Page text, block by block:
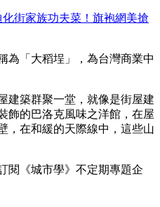
街家族功夫菜！旗袍網美搶
為「大稻埕」，為台灣商業中
建築群聚一堂，就像是街屋建
飾的巴洛克風味之洋館，在屋
，在和緩的天際線中，這些山
閱《城市學》不定期專題企